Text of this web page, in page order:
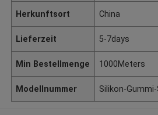
Herkunftsort China
Lieferzeit 5-7days
Min Bestellmenge 1000Meters
Modellnummer Silikon-